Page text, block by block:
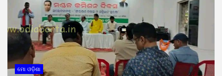
ମୋ ଓଡ଼ିଶା